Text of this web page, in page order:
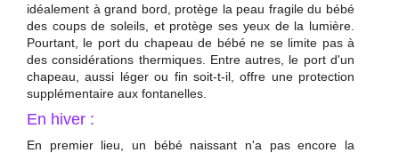
idéalement à grand bord, protège la peau fragile du bébé
des coups de soleils, et protège ses yeux de la lumière.
Pourtant, le port du chapeau de bébé ne se limite pas à
des considérations thermiques. Entre autres, le port d'un
chapeau, aussi léger ou fin soit-t-il, offre une protection
supplémentaire aux fontanelles.
En hiver :
En premier lieu, un bébé naissant n'a pas encore la